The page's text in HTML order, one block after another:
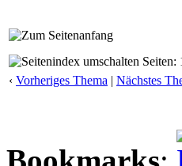
Seiten:
‹ Vorheriges Thema | Nächstes